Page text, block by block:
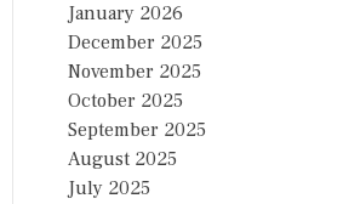
January 2026
December 2025
November 2025
October 2025
September 2025
August 2025
July 2025